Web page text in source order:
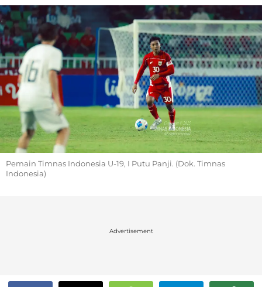
Pemain Timnas Indonesia U-19, I Putu Panji. (Dok. Timnas
Indonesia)
Advertisement